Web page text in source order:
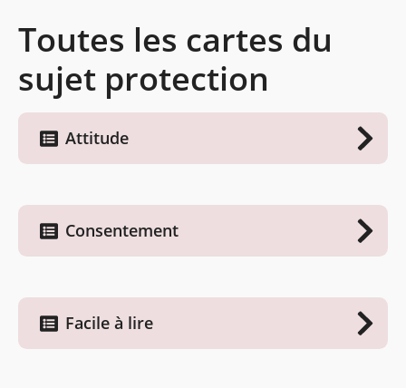
Toutes les cartes du
sujet protection
Attitude
Consentement
Facile à lire